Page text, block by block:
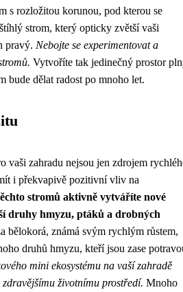
s rozložitou korunou, pod kterou se
strom, který opticky zvětší vaši
pravý. Nebojte se experimentovat a
Vytvoříte tak jedinečný prostor
bude dělat radost po mnoho let.
vaši zahradu nejsou jen zdrojem
i překvapivě pozitivní vliv na
stromů aktivně vytváříte nové
druhy hmyzu, ptáků a drobných
bělokorá, známá svým rychlým růstem,
druhů hmyzu, kteří jsou zase
mini ekosystému na vaší zahradě
životnímu prostředí. Mnoho